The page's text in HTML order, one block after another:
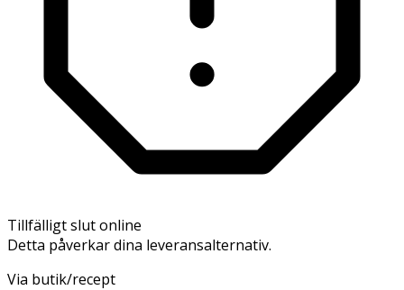
Tillfälligt slut online
Detta påverkar dina leveransalternativ.
Via butik/recept